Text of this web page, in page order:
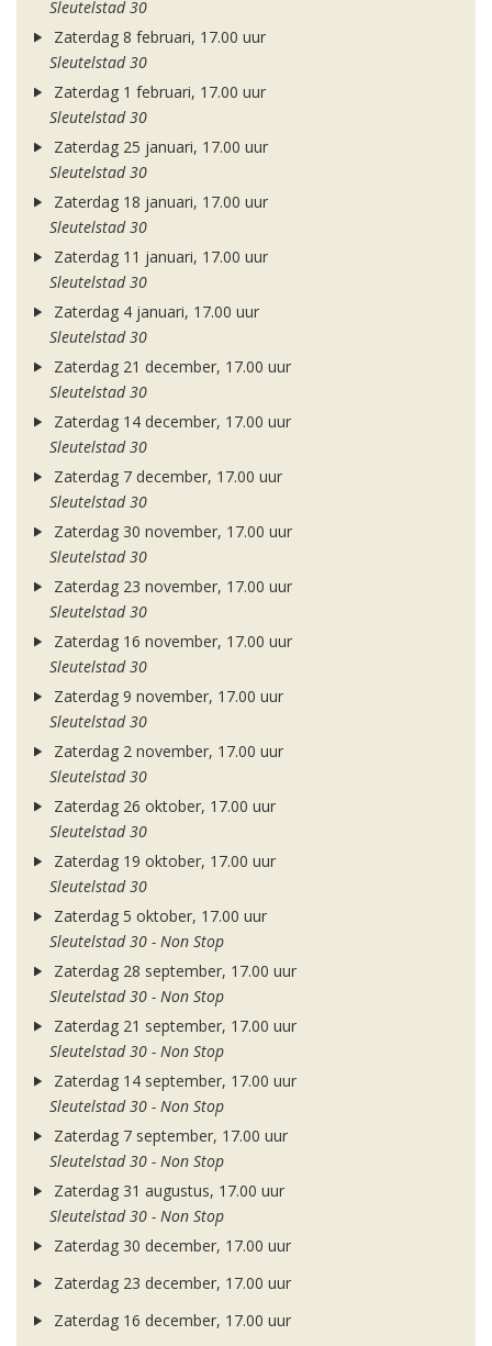
Sleutelstad 30
Zaterdag 8 februari, 17.00 uur
Sleutelstad 30
Zaterdag 1 februari, 17.00 uur
Sleutelstad 30
Zaterdag 25 januari, 17.00 uur
Sleutelstad 30
Zaterdag 18 januari, 17.00 uur
Sleutelstad 30
Zaterdag 11 januari, 17.00 uur
Sleutelstad 30
Zaterdag 4 januari, 17.00 uur
Sleutelstad 30
Zaterdag 21 december, 17.00 uur
Sleutelstad 30
Zaterdag 14 december, 17.00 uur
Sleutelstad 30
Zaterdag 7 december, 17.00 uur
Sleutelstad 30
Zaterdag 30 november, 17.00 uur
Sleutelstad 30
Zaterdag 23 november, 17.00 uur
Sleutelstad 30
Zaterdag 16 november, 17.00 uur
Sleutelstad 30
Zaterdag 9 november, 17.00 uur
Sleutelstad 30
Zaterdag 2 november, 17.00 uur
Sleutelstad 30
Zaterdag 26 oktober, 17.00 uur
Sleutelstad 30
Zaterdag 19 oktober, 17.00 uur
Sleutelstad 30
Zaterdag 5 oktober, 17.00 uur
Sleutelstad 30 - Non Stop
Zaterdag 28 september, 17.00 uur
Sleutelstad 30 - Non Stop
Zaterdag 21 september, 17.00 uur
Sleutelstad 30 - Non Stop
Zaterdag 14 september, 17.00 uur
Sleutelstad 30 - Non Stop
Zaterdag 7 september, 17.00 uur
Sleutelstad 30 - Non Stop
Zaterdag 31 augustus, 17.00 uur
Sleutelstad 30 - Non Stop
Zaterdag 30 december, 17.00 uur
Zaterdag 23 december, 17.00 uur
Zaterdag 16 december, 17.00 uur